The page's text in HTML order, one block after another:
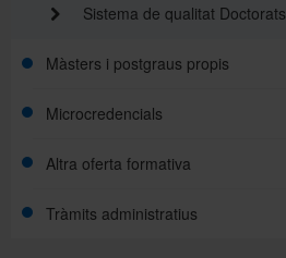
Sistema de qualitat Doctorats
Màsters i postgraus propis
Microcredencials
Altra oferta formativa
Tràmits administratius